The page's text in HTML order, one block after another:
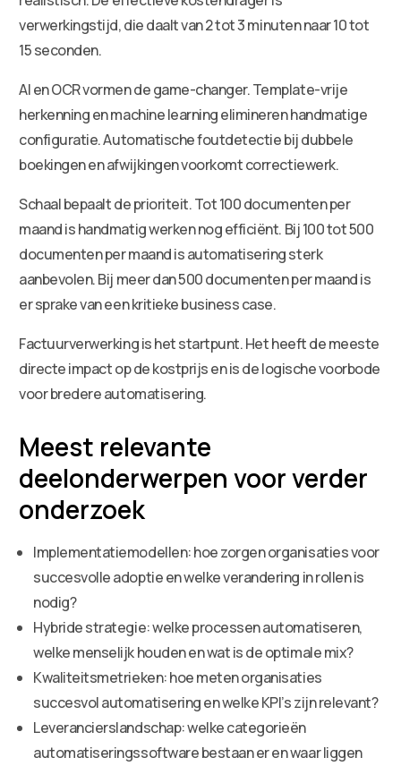
verwerkingstijd, die daalt van 2 tot 3 minuten naar 10 tot
15 seconden.
AI en OCR vormen de game-changer. Template-vrije
herkenning en machine learning elimineren handmatige
configuratie. Automatische foutdetectie bij dubbele
boekingen en afwijkingen voorkomt correctiewerk.
Schaal bepaalt de prioriteit. Tot 100 documenten per
maand is handmatig werken nog efficiënt. Bij 100 tot 500
documenten per maand is automatisering sterk
aanbevolen. Bij meer dan 500 documenten per maand is
er sprake van een kritieke business case.
Factuurverwerking is het startpunt. Het heeft de meeste
directe impact op de kostprijs en is de logische voorbode
voor bredere automatisering.
Meest relevante
deelonderwerpen voor verder
onderzoek
Implementatiemodellen: hoe zorgen organisaties voor
succesvolle adoptie en welke verandering in rollen is
nodig?
Hybride strategie: welke processen automatiseren,
welke menselijk houden en wat is de optimale mix?
Kwaliteitsmetrieken: hoe meten organisaties
succesvol automatisering en welke KPI’s zijn relevant?
Leverancierslandschap: welke categorieën
automatiseringssoftware bestaan er en waar liggen